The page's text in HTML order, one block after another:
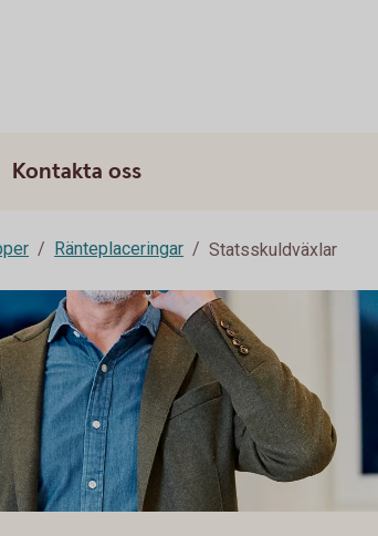
Kontakta oss
Ränteplaceringar Statsskuldväxlar